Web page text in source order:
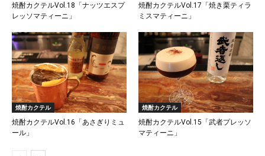
焼酎カクテルVol.18「ナッツエスプ
レッソマティーニ」
焼酎カクテルVol.17「焼き栗ティラ
ミスマティーニ」
焼酎カクテル
焼酎カクテルVol.16「あさぎりミュ
ール」
焼酎カクテル
焼酎カクテルVol.15「武者プレッソ
マティーニ」